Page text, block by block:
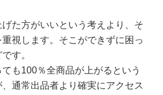
た方がいいという考えより、そ
視します。そこができずに困っ
す。
も100％全商品が上がるという
通常出品者より確実にアクセス